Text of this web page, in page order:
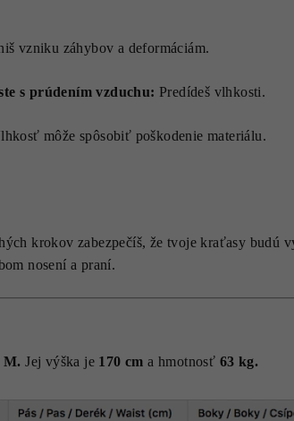
vzniku záhybov a deformáciám.
s prúdením vzduchu: Predídeš vlhkosti.
môže spôsobiť poškodenie materiálu.
krokov zabezpečíš, že tvoje kraťasy budú
nosení a praní.
M.Jej výška je 170 cma hmotnosť 63 kg.